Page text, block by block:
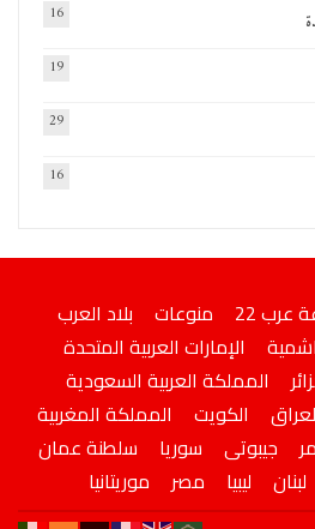
16
19
29
16
22 منوعات
بلاد العرب
الإمارات العربية المتحدة
المملكة العربية السعودية
الكويت
المملكة المغربية
جيبوتى سوريا
سلطنة عمان
لبنان ليبيا مصر موريتانيا